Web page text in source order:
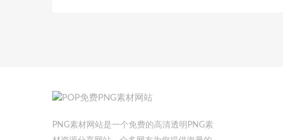
PNG素材网站是一个免费的高清透明PNG素